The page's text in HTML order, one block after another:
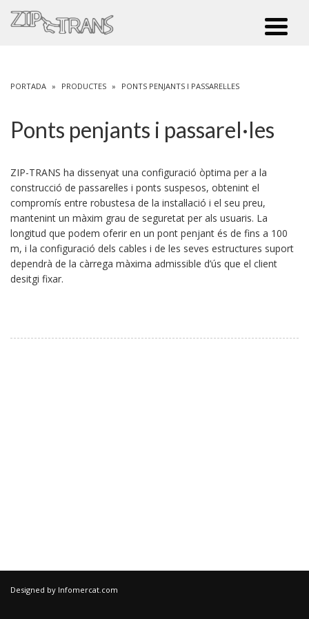
PORTADA » PRODUCTES » PONTS PENJANTS I PASSAREL·LES
Ponts penjants i passarel·les
ZIP-TRANS ha dissenyat una configuració òptima per a la
construcció de passarel·les i ponts suspesos, obtenint el
compromís entre robustesa de la instal·lació i el seu preu,
mantenint un màxim grau de seguretat per als usuaris. La
longitud que podem oferir en un pont penjant és de fins a 100
m, i la configuració dels cables i de les seves estructures suport
dependrà de la càrrega màxima admissible d’ús que el client
desitgi fixar.
Designed by Infomercat.com